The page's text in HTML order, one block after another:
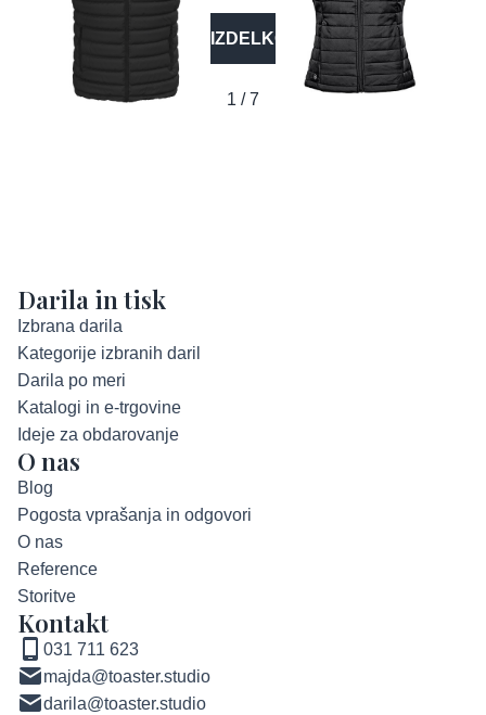
VEČ IZDELKOV
1 / 7
Darila in tisk
Izbrana darila
Kategorije izbranih daril
Darila po meri
Katalogi in e-trgovine
Ideje za obdarovanje
O nas
Blog
Pogosta vprašanja in odgovori
O nas
Reference
Storitve
Kontakt
031 711 623
majda@toaster.studio
darila@toaster.studio